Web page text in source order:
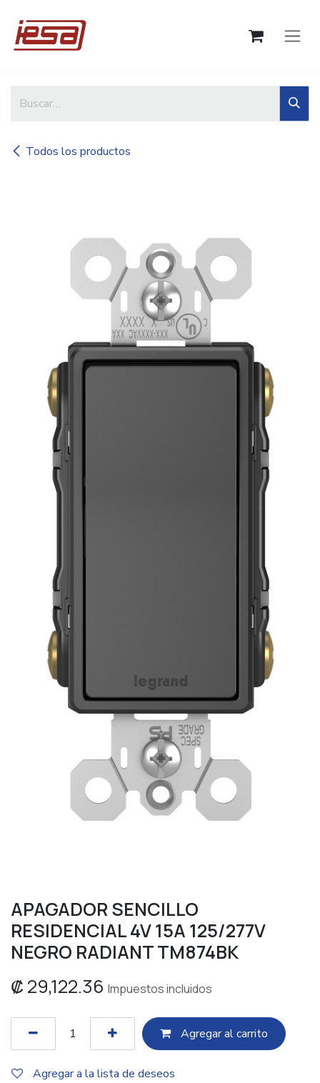
Todos los productos
APAGADOR SENCILLO
RESIDENCIAL 4V 15A 125/277V
NEGRO RADIANT TM874BK
₡ 29,122.36 Impuestos incluidos
Agregar al c​​arrito
Agregar a la lista de deseos